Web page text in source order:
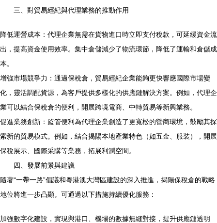
三、對貿易經紀與代理業務的推動作用
降低運營成本：代理企業無需在貨物進口時立即支付稅款，可延緩資金流
出，提高資金使用效率。集中倉儲減少了物流環節，降低了運輸和倉儲成
本。
增強市場競爭力：通過保稅倉，貿易經紀企業能夠更快響應國際市場變
化，靈活調配貨源，為客戶提供多樣化的供應鏈解決方案。例如，代理企
業可以結合保稅倉的便利，開展跨境電商、中轉貿易等新興業務。
促進業務創新：監管便利為代理企業創造了更寬松的營商環境，鼓勵其探
索新的貿易模式。例如，結合揭陽本地產業特色（如五金、服裝），開展
保稅展示、國際采購等業務，拓展利潤空間。
四、發展前景與建議
隨著“一帶一路”倡議和粵港澳大灣區建設的深入推進，揭陽保稅倉的戰略
地位將進一步凸顯。可通過以下措施持續優化服務：
加強數字化建設，實現與港口、機場的數據無縫對接，提升供應鏈透明